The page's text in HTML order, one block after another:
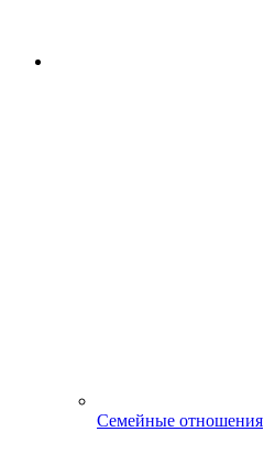
Семейные отношения